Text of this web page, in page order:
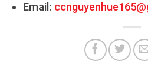
Email: